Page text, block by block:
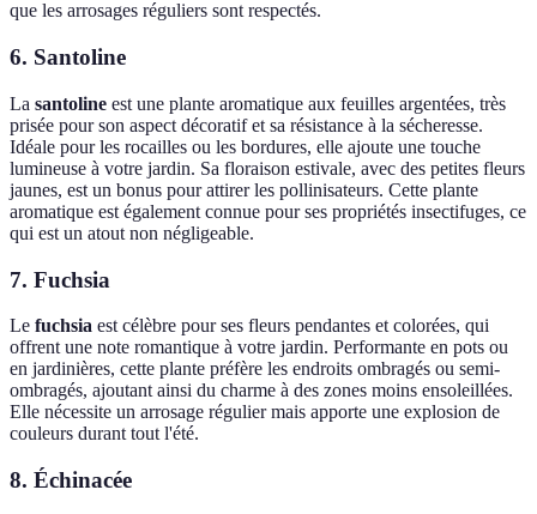
que les arrosages réguliers sont respectés.
6. Santoline
La santoline est une plante aromatique aux feuilles argentées, très
prisée pour son aspect décoratif et sa résistance à la sécheresse.
Idéale pour les rocailles ou les bordures, elle ajoute une touche
lumineuse à votre jardin. Sa floraison estivale, avec des petites fleurs
jaunes, est un bonus pour attirer les pollinisateurs. Cette plante
aromatique est également connue pour ses propriétés insectifuges, ce
qui est un atout non négligeable.
7. Fuchsia
Le fuchsia est célèbre pour ses fleurs pendantes et colorées, qui
offrent une note romantique à votre jardin. Performante en pots ou
en jardinières, cette plante préfère les endroits ombragés ou semi-
ombragés, ajoutant ainsi du charme à des zones moins ensoleillées.
Elle nécessite un arrosage régulier mais apporte une explosion de
couleurs durant tout l'été.
8. Échinacée